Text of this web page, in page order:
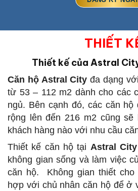
THIẾT
Thiết kế của Astral
Căn hộ Astral Cityđa dạng
từ 53 – 112 m2 dành cho các
ngủ. Bên cạnh đó, các căn
rộng lên đến 216 m2 cũng
khách hàng nào với nhu cầu
Thiết kế căn hộ tại Astral City
không gian sống và làm việc
căn hộ. Không gian thiết cho
hợp với chủ nhân căn hộ để ở